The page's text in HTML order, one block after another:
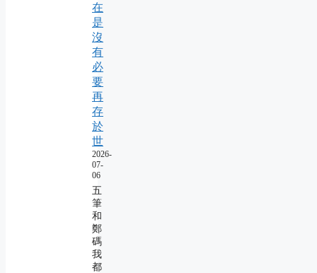
在
是
沒
有
必
要
再
存
於
世
2026-
07-
06
五
筆
和
鄭
碼
我
都